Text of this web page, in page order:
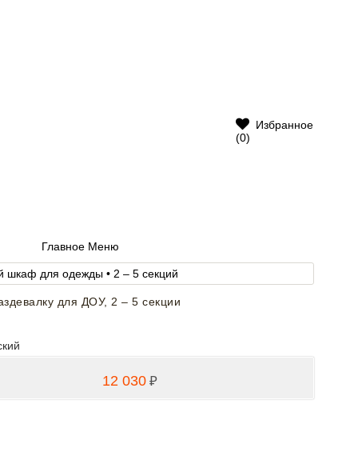
Главное Меню
Избранное
(0)
для ДОУ, 2 – 5 секции
12 030 ₽